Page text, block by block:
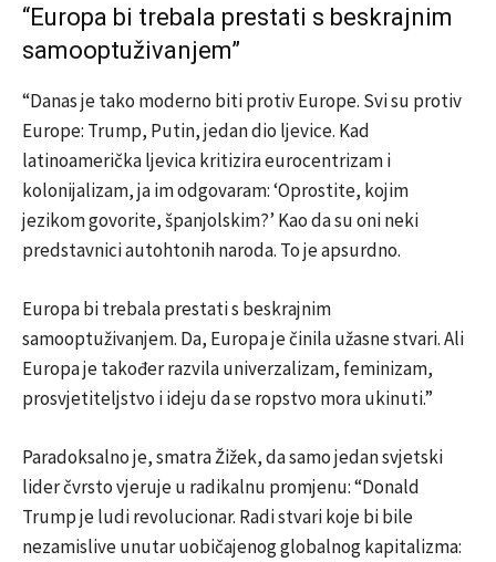
“Europa bi trebala prestati s beskrajnim
samooptuživanjem”
“Danas je tako moderno biti protiv Europe. Svi su protiv
Europe: Trump, Putin, jedan dio ljevice. Kad
latinoamerička ljevica kritizira eurocentrizam i
kolonijalizam, ja im odgovaram: ‘Oprostite, kojim
jezikom govorite, španjolskim?’ Kao da su oni neki
predstavnici autohtonih naroda. To je apsurdno.
Europa bi trebala prestati s beskrajnim
samooptuživanjem. Da, Europa je činila užasne stvari. Ali
Europa je također razvila univerzalizam, feminizam,
prosvjetiteljstvo i ideju da se ropstvo mora ukinuti.”
Paradoksalno je, smatra Žižek, da samo jedan svjetski
lider čvrsto vjeruje u radikalnu promjenu: “Donald
Trump je ludi revolucionar. Radi stvari koje bi bile
nezamislive unutar uobičajenog globalnog kapitalizma: